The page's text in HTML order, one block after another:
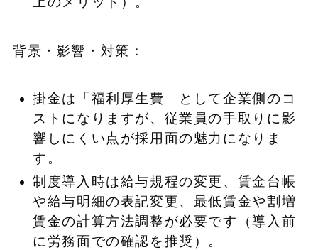
背景・影響・対策：
掛金は「福利厚生費」として企業側のコ
ストになりますが、従業員の手取りに影
響しにくい点が採用面の魅力になりま
す。
制度導入時は給与規程の変更、賃金台帳
や給与明細の表記変更、最低賃金や割増
賃金の計算方法調整が必要です（導入前
に労務面での確認を推奨）。